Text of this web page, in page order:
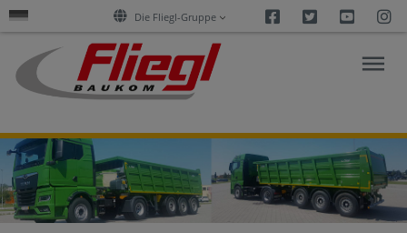
Die Fliegl-Gruppe Facebook
Twitter
FORSCHUNG
&